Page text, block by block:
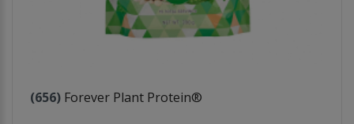
(656) Forever Plant Protein®